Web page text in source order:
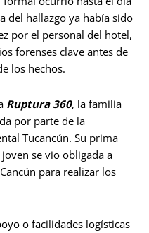
del hallazgo ya había sido
por el personal del hotel,
forenses clave antes de
los hechos.
Ruptura 360, la familia
por parte de la
Tucancún. Su prima
se vio obligada a
para realizar los
o facilidades logísticas